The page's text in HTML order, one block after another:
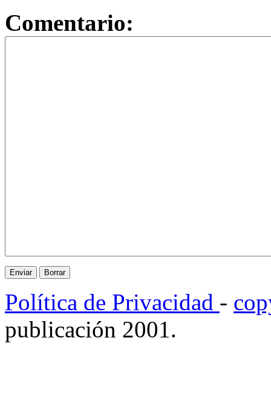
Comentario:
Política de Privacidad -
publicación 2001.